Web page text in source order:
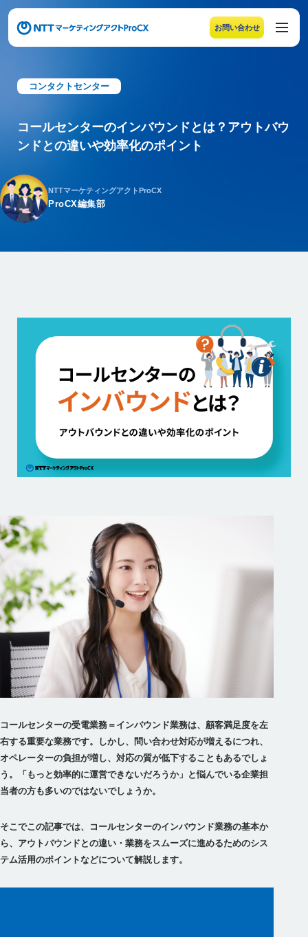
お問い合わせ
メニューの末尾です。Escape キーでメニューを閉じるこ
コンタクトセンター
コールセンターのインバウンドとは？アウトバウ
ンドとの違いや効率化のポイント
NTTマーケティングアクトProCX
ProCX編集部
コールセンターの受電業務＝インバウンド業務は、顧客満足度を左
右する重要な業務です。しかし、問い合わせ対応が増えるにつれ、
オペレーターの負担が増し、対応の質が低下することもあるでしょ
う。「もっと効率的に運営できないだろうか」と悩んでいる企業担
当者の方も多いのではないでしょうか。
そこでこの記事では、コールセンターのインバウンド業務の基本か
ら、アウトバウンドとの違い・業務をスムーズに進めるためのシス
テム活用のポイントなどについて解説します。